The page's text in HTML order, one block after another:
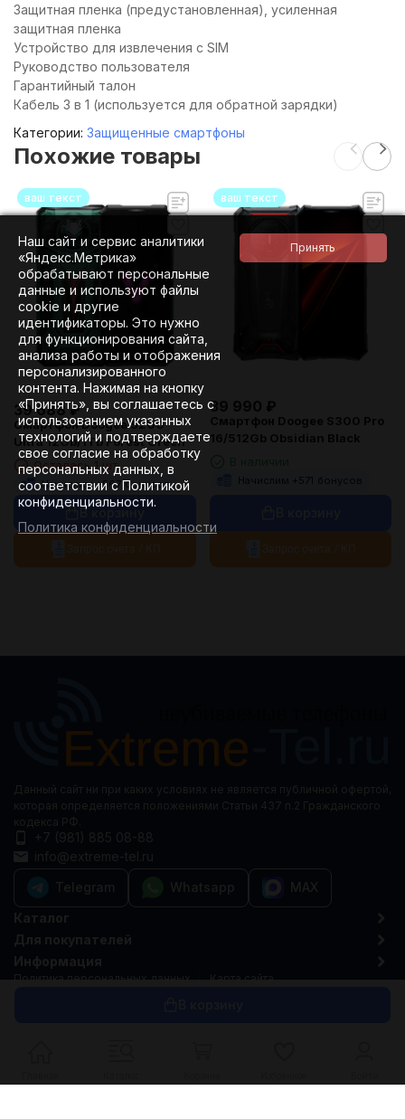
Защитная пленка (предустановленная), усиленная
защитная пленка
Устройство для извлечения с SIM
Руководство пользователя
Гарантийный талон
Кабель 3 в 1 (используется для обратной зарядки)
Категории: Защищенные смартфоны
Похожие товары
ваш текст
39 688 ₽
Смартфон Doogee S200
Ultra 12Gb/1Tb Forest Green
Осталась 1 шт.
Начислим +567 бонусов
В корзину
ваш текст
39 990 ₽
Смартфон Doogee S300 Pro
16/512Gb Obsidian Black
Начислим + 571 бонусов
Наш сайт и сервис аналитики
«Яндекс.Метрика»
обрабатывают персональные
данные и используют файлы
cookie и другие
идентификаторы. Это нужно
для функционирования сайта,
анализа работы и отображения
персонализированного
контента. Нажимая на кнопку
«Принять», вы соглашаетесь с
использованием указанных
технологий и подтверждаете
свое согласие на обработку
персональных данных, в
соответствии с Политикой
конфиденциальности.
Политика конфиденциальности